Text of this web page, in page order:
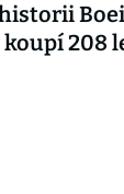
208